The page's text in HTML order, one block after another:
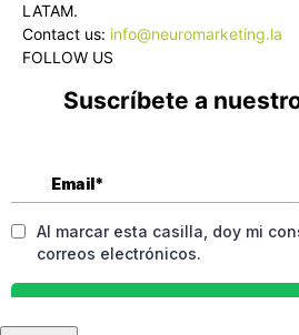
LATAM.
Contact us: info@neuromarketing.la
FOLLOW US
Suscríbete a